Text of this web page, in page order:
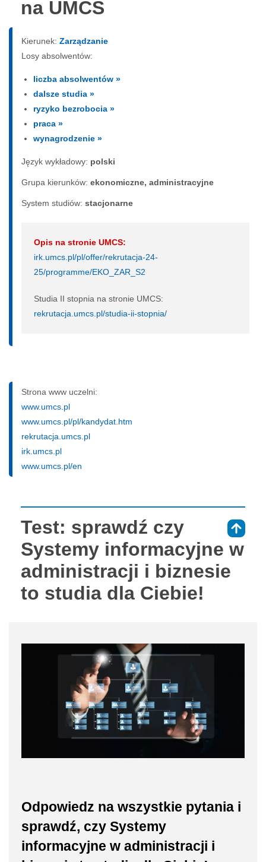
na UMCS
Kierunek: Zarządzanie
Losy absolwentów:
liczba absolwentów »
dalsze studia »
ryzyko bezrobocia »
praca »
wynagrodzenie »
Język wykładowy: polski
Grupa kierunków: ekonomiczne, administracyjne
System studiów: sta­cjo­nar­ne
Opis na stronie UMCS:
irk.umcs.pl/pl/offer/rekrutacja-24-
25/programme/EKO_ZAR_S2
Studia II stopnia na stronie UMCS:
rekrutacja.umcs.pl/studia-ii-stopnia/
Strona www uczelni:
www.umcs.pl
www.umcs.pl/pl/kandydat.htm
rekrutacja.umcs.pl
irk.umcs.pl
www.umcs.pl/en
Test: sprawdź czy
Systemy informacyjne w
administracji i biznesie
to studia dla Ciebie!
Odpowiedz na wszystkie pytania i
sprawdź, czy Systemy
informacyjne w administracji i